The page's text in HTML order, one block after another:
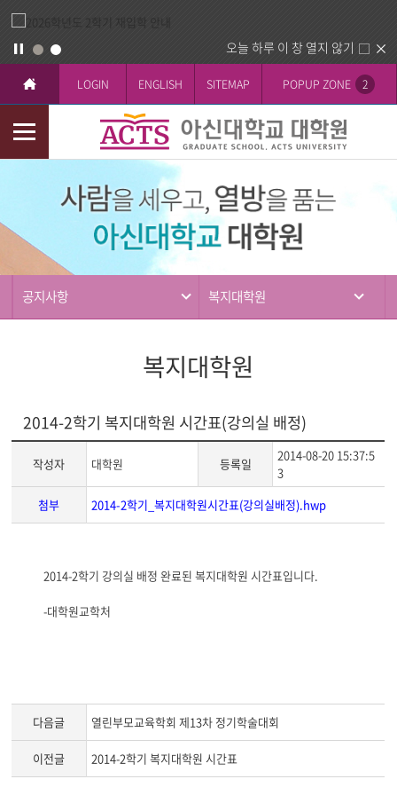
오늘 하루 이 창 열지 않기
LOGIN ENGLISH SITEMAP POPUP ZONE 2
모
바
티
공지사항 복지대학원
복지대학원
2014-2학기 복지대학원 시간표(강의실 배정)
작성자 대학원 등록일
2014-08-20 15:37:5
3
첨부
2014-2학기_복지대학원시간표(강의실배정).hwp
시
본
2014-2학기 강의실 배정 완료된 복지대학원 시간표입니다.
-대학원교학처
다음글 열린부모교육학회 제13차 정기학술대회
이전글 2014-2학기 복지대학원 시간표